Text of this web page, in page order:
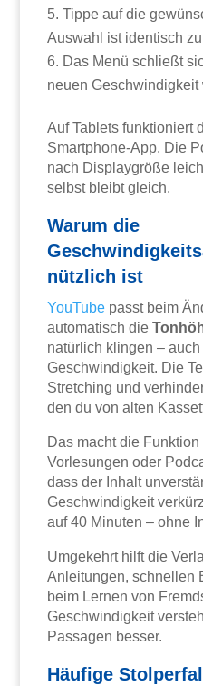
Tippe auf die
Auswahl ist identisch
Das Menü schließt
neuen Geschwindigkeit
Auf Tablets funktioniert
Smartphone-App. Die
nach Displaygröße
selbst bleibt gleich.
Warum die
nützlich ist
YouTube passt beim
automatisch die
natürlich klingen –
Geschwindigkeit. Die
Stretching und
den du von alten
Das macht die
Vorlesungen oder
dass der Inhalt
Geschwindigkeit
auf 40 Minuten – ohne
Umgekehrt hilft die
Anleitungen, schnellen
beim Lernen von
Geschwindigkeit
Passagen besser.
Häufige